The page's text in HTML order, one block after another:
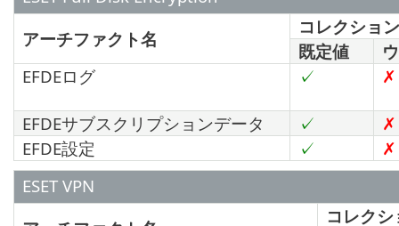
アーチファクト名
コレクショ
既定値
EFDEログ
✓ ✗
EFDEサブスクリプションデータ ✓
✗
EFDE設定
✓
✗
ESET VPN
コレク